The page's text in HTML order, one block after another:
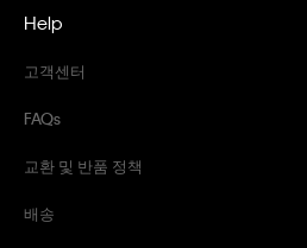
Help
고객센터
FAQs
교환 및 반품 정책
배송